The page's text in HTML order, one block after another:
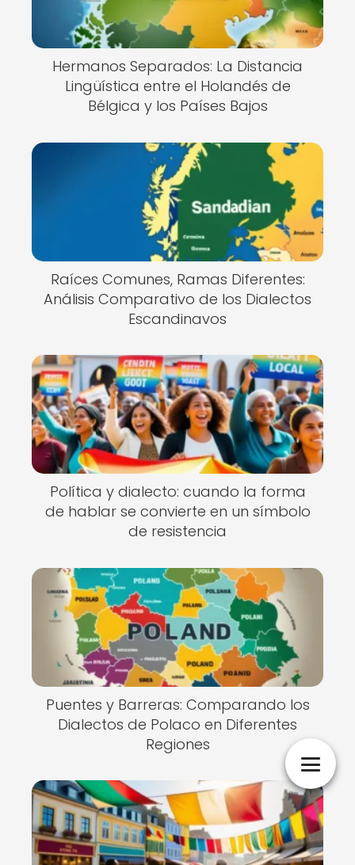
Hermanos Separados: La Distancia
Lingüística entre el Holandés de
Bélgica y los Países Bajos
Raíces Comunes, Ramas Diferentes:
Análisis Comparativo de los Dialectos
Escandinavos
Política y dialecto: cuando la forma
de hablar se convierte en un símbolo
de resistencia
Puentes y Barreras: Comparando los
Dialectos de Polaco en Diferentes
Regiones